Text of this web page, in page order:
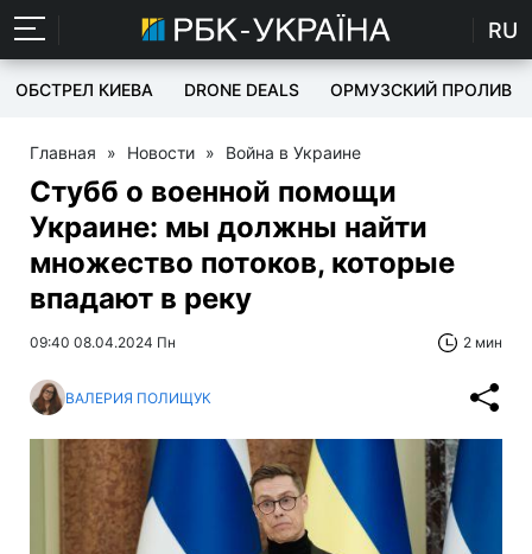
RU
ОБСТРЕЛ КИЕВА DRONE DEALS ОРМУЗСКИЙ ПРОЛИВ
Главная » Новости » Война в Украине
Стубб о военной помощи
Украине: мы должны найти
множество потоков, которые
впадают в реку
09:40 08.04.2024 Пн 2 мин
ВАЛЕРИЯ ПОЛИЩУК